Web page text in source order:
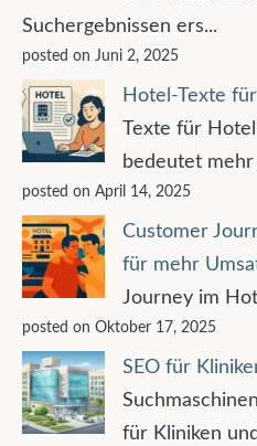
Suchergebnissen ers...
posted on Juni 2, 2025
Hotel-Texte
Texte für
bedeutet mehr
posted on April 14, 2025
Customer
für mehr
Journey im
posted on Oktober 17, 2025
SEO für
für Kliniken